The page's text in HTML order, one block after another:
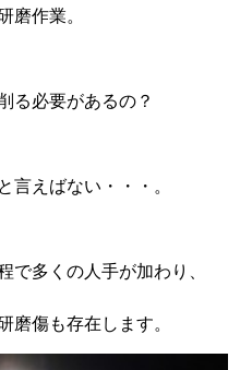
磨作業。
る必要があるの？
言えばない・・・。
で多くの人手が加わり、
磨傷も存在します。